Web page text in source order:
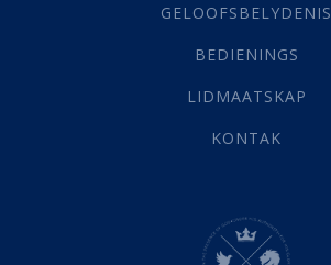
Lewensdoel(3)
Selfondersoek(1)
Werk(22)
(142)
Hemel (31)
GELOOFSBELYDENIS
BEDIENINGS
LIDMAATSKAP
KONTAK